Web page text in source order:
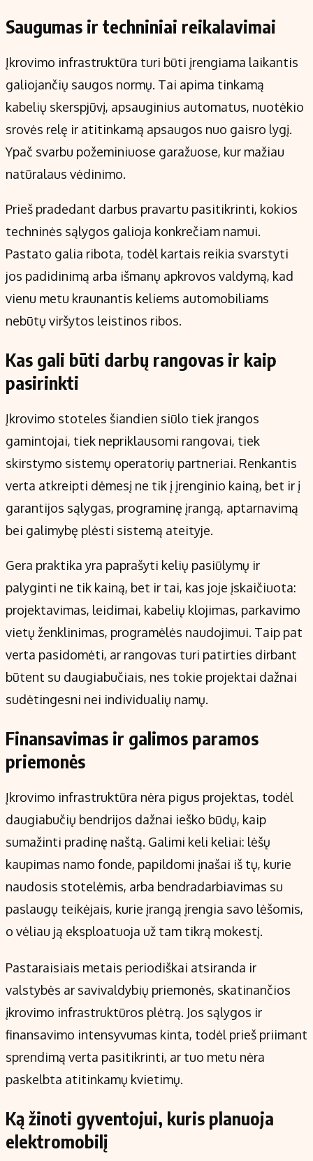
Saugumas ir techniniai reikalavimai
Įkrovimo infrastruktūra turi būti įrengiama laikantis
galiojančių saugos normų. Tai apima tinkamą
kabelių skerspjūvį, apsauginius automatus, nuotėkio
srovės relę ir atitinkamą apsaugos nuo gaisro lygį.
Ypač svarbu požeminiuose garažuose, kur mažiau
natūralaus vėdinimo.
Prieš pradedant darbus pravartu pasitikrinti, kokios
techninės sąlygos galioja konkrečiam namui.
Pastato galia ribota, todėl kartais reikia svarstyti
jos padidinimą arba išmanų apkrovos valdymą, kad
vienu metu kraunantis keliems automobiliams
nebūtų viršytos leistinos ribos.
Kas gali būti darbų rangovas ir kaip
pasirinkti
Įkrovimo stoteles šiandien siūlo tiek įrangos
gamintojai, tiek nepriklausomi rangovai, tiek
skirstymo sistemų operatorių partneriai. Renkantis
verta atkreipti dėmesį ne tik į įrenginio kainą, bet ir į
garantijos sąlygas, programinę įrangą, aptarnavimą
bei galimybę plėsti sistemą ateityje.
Gera praktika yra paprašyti kelių pasiūlymų ir
palyginti ne tik kainą, bet ir tai, kas joje įskaičiuota:
projektavimas, leidimai, kabelių klojimas, parkavimo
vietų ženklinimas, programėlės naudojimui. Taip pat
verta pasidomėti, ar rangovas turi patirties dirbant
būtent su daugiabučiais, nes tokie projektai dažnai
sudėtingesni nei individualių namų.
Finansavimas ir galimos paramos
priemonės
Įkrovimo infrastruktūra nėra pigus projektas, todėl
daugiabučių bendrijos dažnai ieško būdų, kaip
sumažinti pradinę naštą. Galimi keli keliai: lėšų
kaupimas namo fonde, papildomi įnašai iš tų, kurie
naudosis stotelėmis, arba bendradarbiavimas su
paslaugų teikėjais, kurie įrangą įrengia savo lėšomis,
o vėliau ją eksploatuoja už tam tikrą mokestį.
Pastaraisiais metais periodiškai atsiranda ir
valstybės ar savivaldybių priemonės, skatinančios
įkrovimo infrastruktūros plėtrą. Jos sąlygos ir
finansavimo intensyvumas kinta, todėl prieš priimant
sprendimą verta pasitikrinti, ar tuo metu nėra
paskelbta atitinkamų kvietimų.
Ką žinoti gyventojui, kuris planuoja
elektromobilį